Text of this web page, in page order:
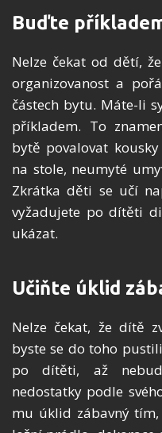
Buďte
Nelze čekat od dětí,
organizovanost a
částech bytu. Máte-li
příkladem. To
bytě povalovat
na stole, neumyté
Zkrátka děti se učí
vyžadujete po dítěti
ukázat.
Učiňte úklid
Nelze čekat, že dítě
byste se do toho
po dítěti, až
nedostatky podle
mu úklid zábavný